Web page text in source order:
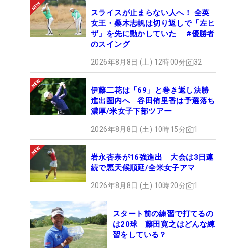
スライスが止まらない人へ！ 全英
女王・桑木志帆は切り返しで「左ヒ
ザ」を先に動かしていた #優勝者
のスイング
2026年8月8日 (土) 12時00分 32
伊藤二花は「69」と巻き返し決勝
進出圏内へ 谷田侑里香は予選落ち
濃厚/米女子下部ツアー
2026年8月8日 (土) 10時15分 1
岩永杏奈が16強進出 大会は3日連
続で悪天候順延/全米女子アマ
2026年8月8日 (土) 10時20分 1
スタート前の練習で打てるの
は20球 藤田寛之はどんな練
習をしている？